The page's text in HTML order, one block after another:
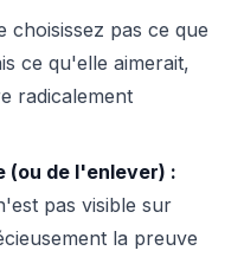
choisissez pas ce que
ce qu'elle aimerait,
radicalement
(ou de l'enlever) :
pas visible sur
la preuve